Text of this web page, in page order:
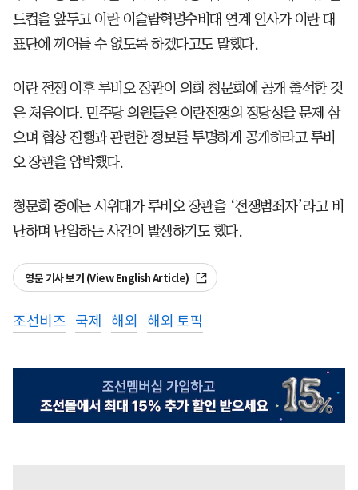
드컵을 앞두고 이란 이슬람혁명수비대 연계 인사가 이란 대
표단에 끼어들 수 없도록 하겠다고도 말했다.
이란 전쟁 이후 루비오 장관이 의회 청문회에 공개 출석한 것
은 처음이다. 민주당 의원들은 이란전쟁의 정당성을 문제 삼
으며 협상 진행과 관련한 정보를 투명하게 공개하라고 루비
오 장관을 압박했다.
청문회 중에는 시위대가 루비오 장관을 ‘전쟁범죄자’라고 비
난하며 난입하는 사건이 발생하기도 했다.
영문 기사 보기 (View English Article)
조선비즈 국제 해외 해외 토픽